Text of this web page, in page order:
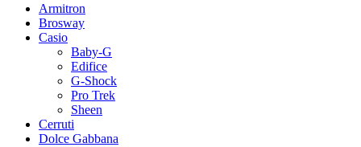
Armitron
Brosway
Casio
Baby-G
Edifice
G-Shock
Pro Trek
Sheen
Cerruti
Dolce Gabbana